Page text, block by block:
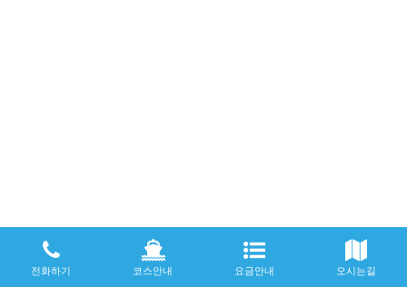
전화하기 코스안내 요금안내 오시는길